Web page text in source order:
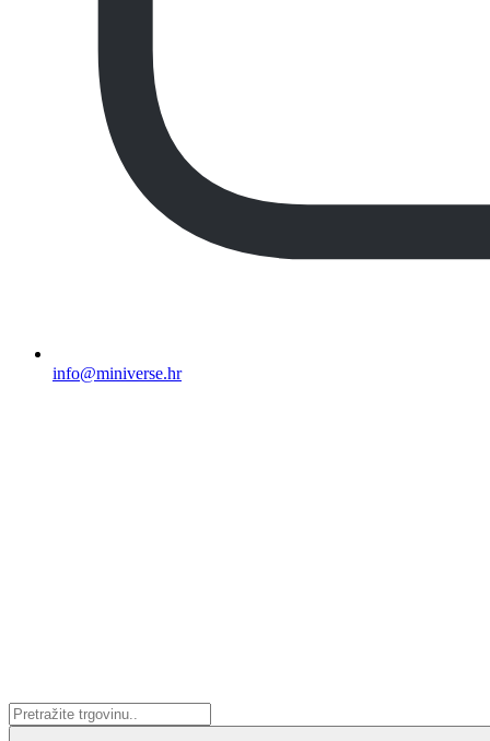
info@miniverse.hr
Search
...